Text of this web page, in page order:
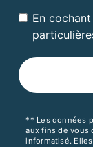
En
** Les données
aux fins de vous
informatisé.